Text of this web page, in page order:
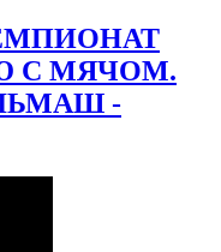
С МЯЧОМ.
-